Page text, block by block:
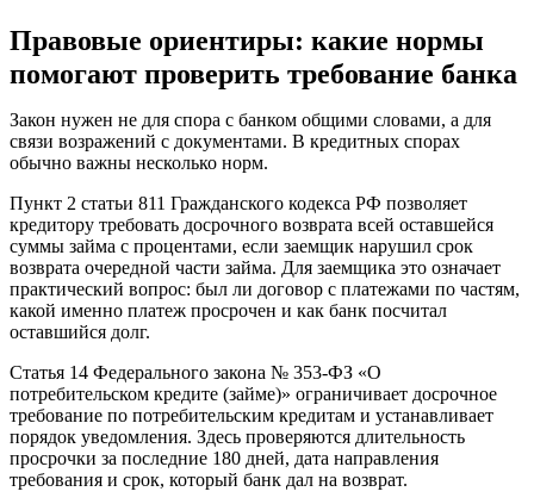
Правовые ориентиры: какие нормы
помогают проверить требование банка
Закон нужен не для спора с банком общими словами, а для
связи возражений с документами. В кредитных спорах
обычно важны несколько норм.
Пункт 2 статьи 811 Гражданского кодекса РФ позволяет
кредитору требовать досрочного возврата всей оставшейся
суммы займа с процентами, если заемщик нарушил срок
возврата очередной части займа. Для заемщика это означает
практический вопрос: был ли договор с платежами по частям,
какой именно платеж просрочен и как банк посчитал
оставшийся долг.
Статья 14 Федерального закона № 353-ФЗ «О
потребительском кредите (займе)» ограничивает досрочное
требование по потребительским кредитам и устанавливает
порядок уведомления. Здесь проверяются длительность
просрочки за последние 180 дней, дата направления
требования и срок, который банк дал на возврат.